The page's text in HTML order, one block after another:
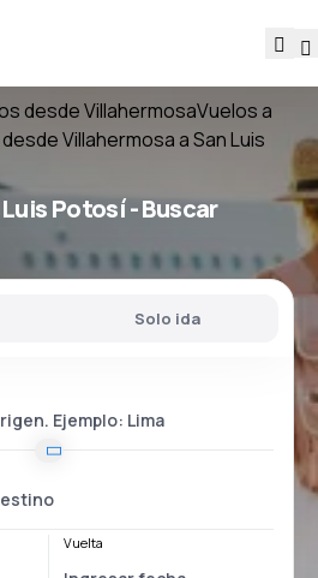
desde VillahermosaVuelos a
Villahermosa a San Luis
Potosí- Buscar
Solo ida
Vuelta